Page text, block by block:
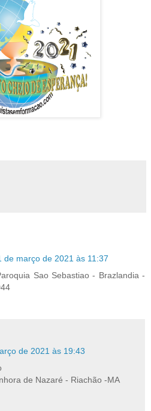
de março de 2021 às 11:37
Sao Sebastiao - Brazlandia -
de 2021 às 19:43
de Nazaré - Riachão -MA